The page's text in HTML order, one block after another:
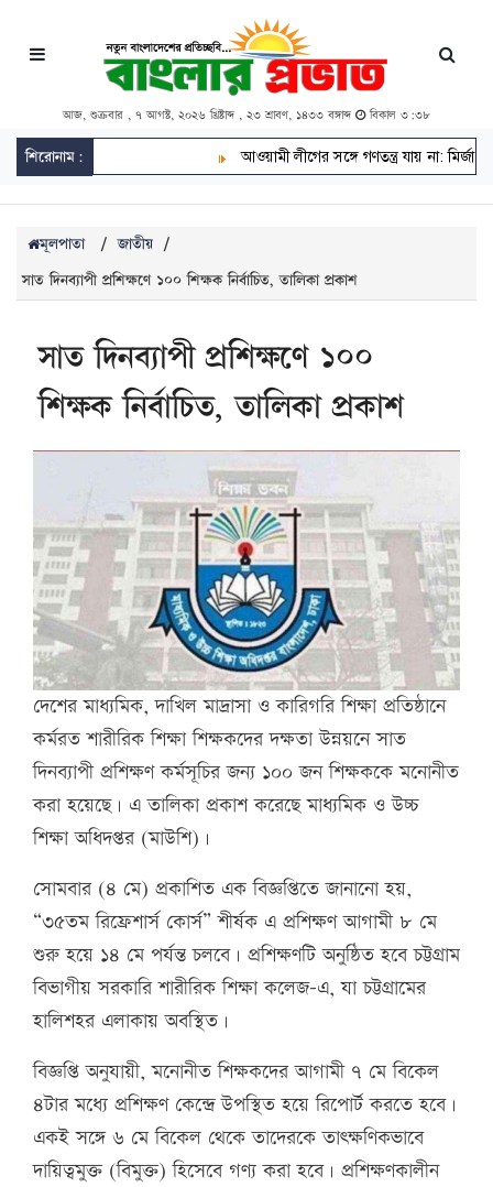
আজ, শুক্রবার , ৭ আগস্ট, ২০২৬ খ্রিষ্টাব্দ , ২৩ শ্রাবণ, ১৪৩৩ বঙ্গাব্দ বিকাল ৩:৩৮
শিরোনাম: আওয়ামী লীগের সঙ্গে গণতন্ত্র যায় না: মির্জা ফখরুল
মূলপাতা / জাতীয় /
সাত দিনব্যাপী প্রশিক্ষণে ১০০ শিক্ষক নির্বাচিত, তালিকা প্রকাশ
সাত দিনব্যাপী প্রশিক্ষণে ১০০
শিক্ষক নির্বাচিত, তালিকা প্রকাশ
দেশের মাধ্যমিক, দাখিল মাদ্রাসা ও কারিগরি শিক্ষা প্রতিষ্ঠানে
কর্মরত শারীরিক শিক্ষা শিক্ষকদের দক্ষতা উন্নয়নে সাত
দিনব্যাপী প্রশিক্ষণ কর্মসূচির জন্য ১০০ জন শিক্ষককে মনোনীত
করা হয়েছে। এ তালিকা প্রকাশ করেছে মাধ্যমিক ও উচ্চ
শিক্ষা অধিদপ্তর (মাউশি)।
সোমবার (৪ মে) প্রকাশিত এক বিজ্ঞপ্তিতে জানানো হয়,
“৩৫তম রিফ্রেশার্স কোর্স” শীর্ষক এ প্রশিক্ষণ আগামী ৮ মে
শুরু হয়ে ১৪ মে পর্যন্ত চলবে। প্রশিক্ষণটি অনুষ্ঠিত হবে চট্টগ্রাম
বিভাগীয় সরকারি শারীরিক শিক্ষা কলেজ-এ, যা চট্টগ্রামের
হালিশহর এলাকায় অবস্থিত।
বিজ্ঞপ্তি অনুযায়ী, মনোনীত শিক্ষকদের আগামী ৭ মে বিকেল
৪টার মধ্যে প্রশিক্ষণ কেন্দ্রে উপস্থিত হয়ে রিপোর্ট করতে হবে।
একই সঙ্গে ৬ মে বিকেল থেকে তাদেরকে তাৎক্ষণিকভাবে
দায়িত্বমুক্ত (বিমুক্ত) হিসেবে গণ্য করা হবে। প্রশিক্ষণকালীন